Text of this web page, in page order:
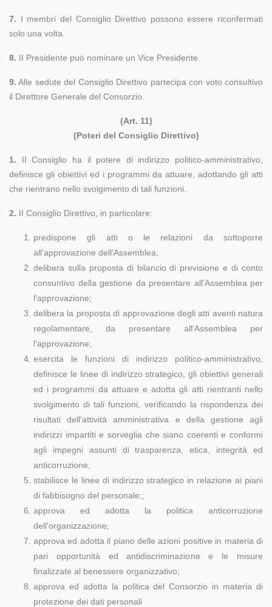
7. I membri del Consiglio Direttivo possono essere riconfermati
solo una volta.
8. II Presidente può nominare un Vice Presidente.
9. Alle sedute del Consiglio Direttivo partecipa con voto consultivo
il Direttore Generale del Consorzio.
(Art. 11)
(Poteri del Consiglio Direttivo)
1. II Consiglio ha il potere di indirizzo politico-amministrativo,
definisce gli obiettivi ed i programmi da attuare, adottando gli atti
che rientrano nello svolgimento di tali funzioni.
2. II Consiglio Direttivo, in particolare:
predispone gli atti o le relazioni da sottoporre
all'approvazione dell'Assemblea;
delibera sulla proposta di bilancio di previsione e di conto
consuntivo della gestione da presentare all'Assemblea per
l'approvazione;
delibera la proposta di approvazione degli atti aventi natura
regolamentare, da presentare all'Assemblea per
l'approvazione;
esercita le funzioni di indirizzo politico-amministrativo,
definisce le linee di indirizzo strategico, gli obiettivi generali
ed i programmi da attuare e adotta gli atti rientranti nello
svolgimento di tali funzioni, verificando la rispondenza dei
risultati dell'attività amministrativa e della gestione agli
indirizzi impartiti e sorveglia che siano coerenti e conformi
agli impegni assunti di trasparenza, etica, integrità ed
anticorruzione;
stabilisce le linee di indirizzo strategico in relazione ai piani
di fabbisogno del personale;;
approva ed adotta la politica anticorruzione
dell'organizzazione;
approva ed adotta il piano delle azioni positive in materia di
pari opportunità ed antidiscriminazione e le misure
finalizzate al benessere organizzativo;
approva ed adotta la politica del Consorzio in materia di
protezione dei dati personali